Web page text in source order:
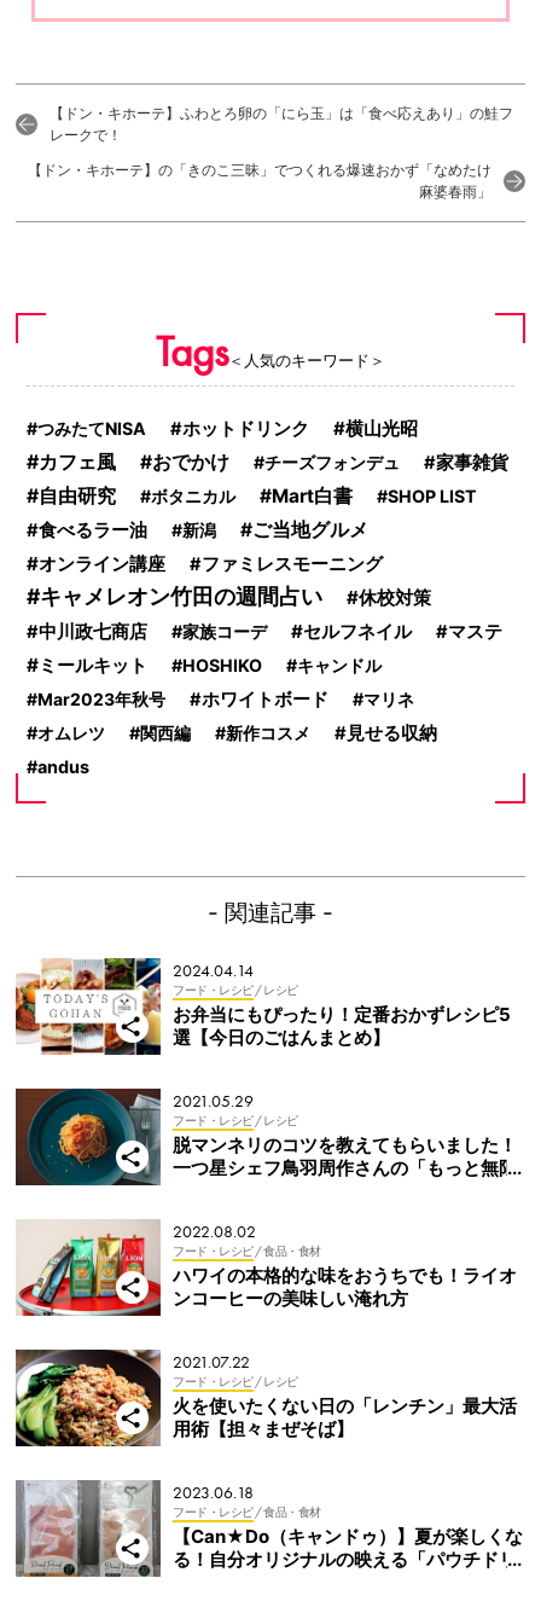
【ドン・キホーテ】ふわとろ卵の「にら玉」は「食べ応えあり」の鮭フ
レークで！
【ドン・キホーテ】の「きのこ三昧」でつくれる爆速おかず「なめたけ
麻婆春雨」
Tags＜人気のキーワード＞
つみたてNISA ホットドリンク
横山光昭
カフェ風
おでかけ チーズフォンデュ 家事雑貨
自由研究 ボタニカル Mart白書 SHOP LIST
食べるラー油 新潟
ご当地グルメ
オンライン講座
ファミレスモーニング
キャメレオン竹田の週間占い 休校対策
中川政七商店 家族コーデ セルフネイル マステ
ミールキット HOSHIKO
キャンドル
Mar2023年秋号
ホワイトボード
マリネ
オムレツ
関西編 新作コスメ 見せる収納
andus
- 関連記事 -
2024.04.14
フード・レシピ/ レシピ
お弁当にもぴったり！定番おかずレシピ5
選【今日のごはんまとめ】
2021.05.29
フード・レシピ/ レシピ
脱マンネリのコツを教えてもらいました！
一つ星シェフ鳥羽周作さんの「もっと無限
2022.08.02
フード・レシピ/ 食品・食材
ハワイの本格的な味をおうちでも！ライオ
ンコーヒーの美味しい淹れ方
2021.07.22
フード・レシピ/ レシピ
火を使いたくない日の「レンチン」最大活
用術【担々まぜそば】
2023.06.18
フード・レシピ/ 食品・食材
【Can★Do（キャンドゥ）】夏が楽しくな
る！自分オリジナルの映える「パウチドリ